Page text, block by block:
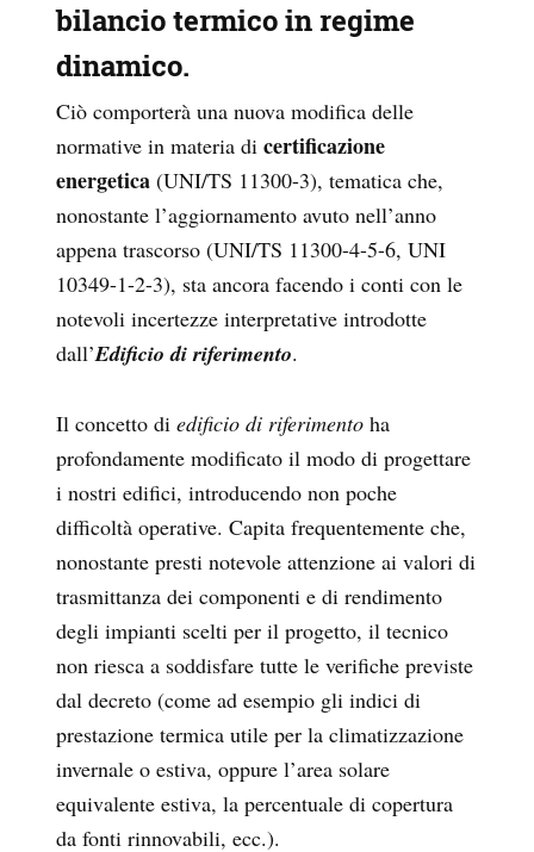
bilancio termico in regime
dinamico.
Ciò comporterà una nuova modifica delle
normative in materia di certificazione
energetica (UNI/TS 11300-3), tematica che,
nonostante l’aggiornamento avuto nell’anno
appena trascorso (UNI/TS 11300-4-5-6, UNI
10349-1-2-3), sta ancora facendo i conti con le
notevoli incertezze interpretative introdotte
dall’Edificio di riferimento.
Il concetto di edificio di riferimento ha
profondamente modificato il modo di progettare
i nostri edifici, introducendo non poche
difficoltà operative. Capita frequentemente che,
nonostante presti notevole attenzione ai valori di
trasmittanza dei componenti e di rendimento
degli impianti scelti per il progetto, il tecnico
non riesca a soddisfare tutte le verifiche previste
dal decreto (come ad esempio gli indici di
prestazione termica utile per la climatizzazione
invernale o estiva, oppure l’area solare
equivalente estiva, la percentuale di copertura
da fonti rinnovabili, ecc.).